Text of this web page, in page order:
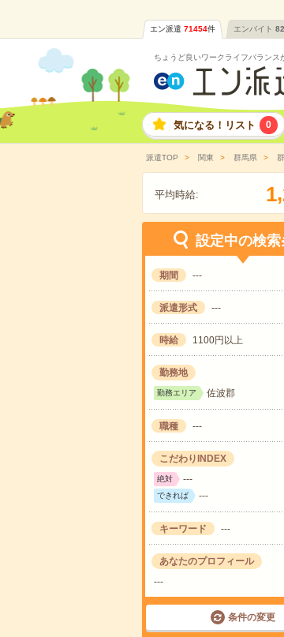
エン派遣 71454件 エンバイト
ちょうど良いワークライフバランス
気になる！リスト 0
派遣TOP 関東 群馬県
平均時給: 1,
設定中の検索
期間 ---
派遣形式 ---
時給 1100円以上
勤務地
勤務エリア 佐波郡
職種 ---
こだわりINDEX
絶対 ---
できれば ---
キーワード ---
あなたのプロフィール
---
条件の変更